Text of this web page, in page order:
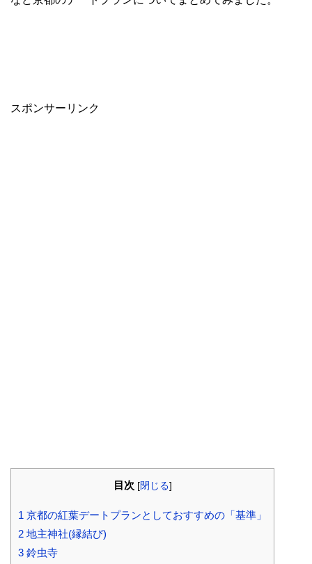
スポンサーリンク
目次 [閉じる]
1 京都の紅葉デートプランとしておすすめの「基準」
2 地主神社(縁結び)
3 鈴虫寺